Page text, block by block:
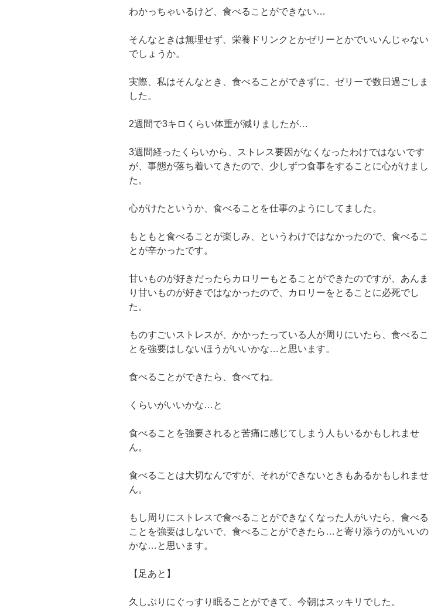
わかっちゃいるけど、食べることができない…
そんなときは無理せず、栄養ドリンクとかゼリーとかでいいんじゃない
でしょうか。
実際、私はそんなとき、食べることができずに、ゼリーで数日過ごしま
した。
2週間で3キロくらい体重が減りましたが…
3週間経ったくらいから、ストレス要因がなくなったわけではないです
が、事態が落ち着いてきたので、少しずつ食事をすることに心がけまし
た。
心がけたというか、食べることを仕事のようにしてました。
もともと食べることが楽しみ、というわけではなかったので、食べるこ
とが辛かったです。
甘いものが好きだったらカロリーもとることができたのですが、あんま
り甘いものが好きではなかったので、カロリーをとることに必死でし
た。
ものすごいストレスが、かかったっている人が周りにいたら、食べるこ
とを強要はしないほうがいいかな…と思います。
食べることができたら、食べてね。
くらいがいいかな…と
食べることを強要されると苦痛に感じてしまう人もいるかもしれませ
ん。
食べることは大切なんですが、それができないときもあるかもしれませ
ん。
もし周りにストレスで食べることができなくなった人がいたら、食べる
ことを強要はしないで、食べることができたら…と寄り添うのがいいの
かな…と思います。
【足あと】
久しぶりにぐっすり眠ることができて、今朝はスッキリでした。